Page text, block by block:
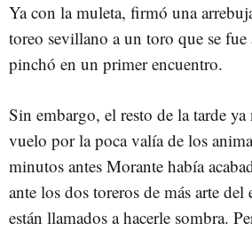
Ya con la muleta, firmó una
toreo sevillano a un toro que se
pinchó en un primer encuentro.
Sin embargo, el resto de la tarde
vuelo por la poca valía de los
minutos antes Morante había
ante los dos toreros de más arte
están llamados a hacerle sombra.